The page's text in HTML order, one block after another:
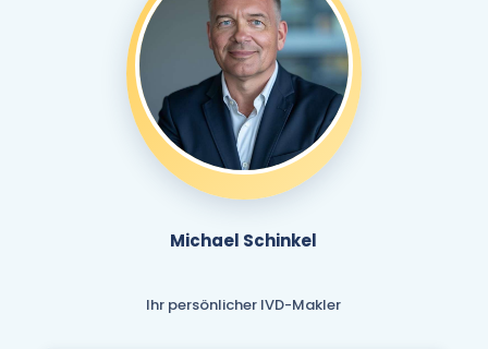
Michael Schinkel
Ihr persönlicher IVD-Makler